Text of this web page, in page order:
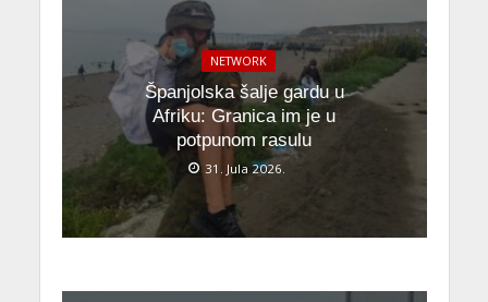
NETWORK
Španjolska šalje gardu u
Afriku: Granica im je u
potpunom rasulu
31. Jula 2026.